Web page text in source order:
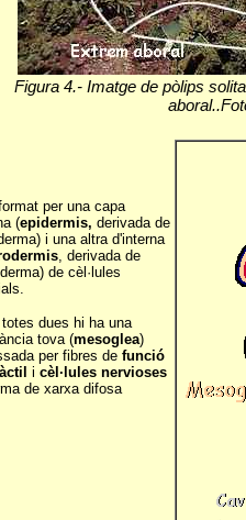
Figura 4.- Imatge de pòlips
aboral..
per una capa
(epidermis, derivada de
i una altra d'interna
, derivada de
de cèl·lules
totes dues hi ha una
tova (mesoglea)
per fibres de funció
i cèl·lules nervioses
de xarxa difosa